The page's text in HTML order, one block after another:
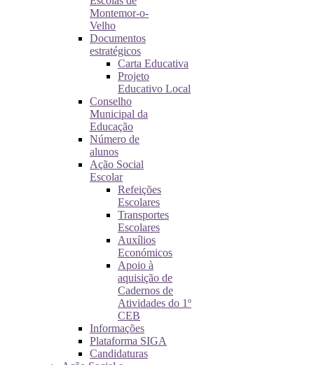
Montemor-o-
Velho
Documentos
estratégicos
Carta Educativa
Projeto
Educativo Local
Conselho
Municipal da
Educação
Número de
alunos
Ação Social
Escolar
Refeições
Escolares
Transportes
Escolares
Auxílios
Económicos
Apoio à
aquisição de
Cadernos de
Atividades do 1º
CEB
Informações
Plataforma SIGA
Candidaturas